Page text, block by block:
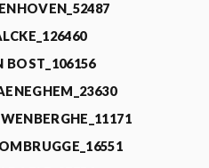
BOST_106156